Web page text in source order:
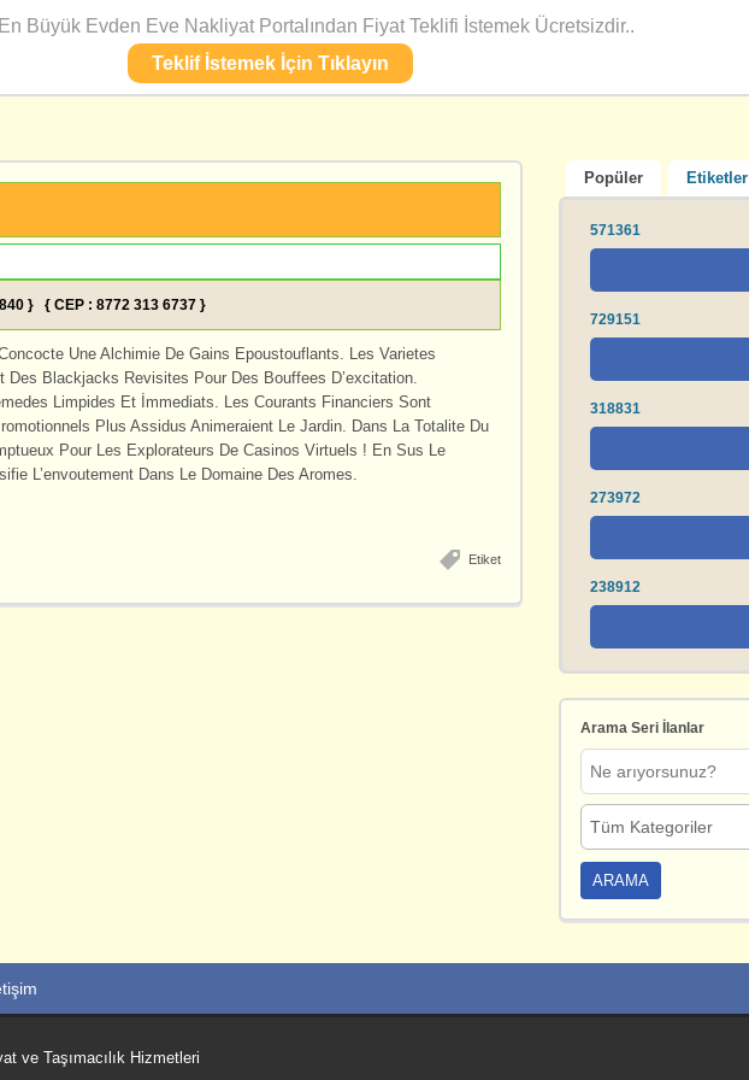
Büyük Evden Eve Nakliyat Portalından Fiyat Teklifi İstemek Ücretsizdir..
Teklif İstemek İçin Tıklayın
} { CEP : 8772 313 6737 }
Une Alchimie De Gains Epoustouflants. Les Varietes
Blackjacks Revisites Pour Des Bouffees D’excitation.
Limpides Et İmmediats. Les Courants Financiers Sont
Plus Assidus Animeraient Le Jardin. Dans La Totalite Du
Pour Les Explorateurs De Casinos Virtuels ! En Sus Le
L’envoutement Dans Le Domaine Des Aromes.
Etiket
Popüler Etiketler
571361
729151
318831
273972
238912
Arama Seri İlanlar
Tüm Kategoriler
ve Taşımacılık Hizmetleri